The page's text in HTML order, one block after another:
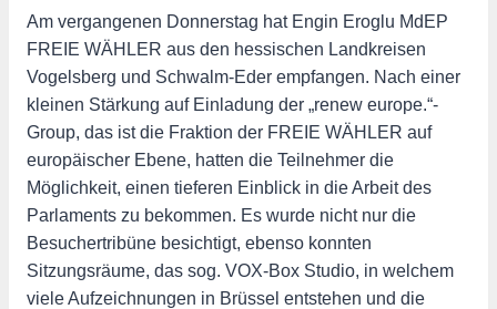
Am vergangenen Donnerstag hat Engin Eroglu MdEP
FREIE WÄHLER aus den hessischen Landkreisen
Vogelsberg und Schwalm-Eder empfangen. Nach einer
kleinen Stärkung auf Einladung der „renew europe.“-
Group, das ist die Fraktion der FREIE WÄHLER auf
europäischer Ebene, hatten die Teilnehmer die
Möglichkeit, einen tieferen Einblick in die Arbeit des
Parlaments zu bekommen. Es wurde nicht nur die
Besuchertribüne besichtigt, ebenso konnten
Sitzungsräume, das sog. VOX-Box Studio, in welchem
viele Aufzeichnungen in Brüssel entstehen und die